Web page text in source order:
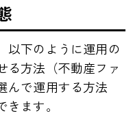
以下のように運用の
る方法（不動産ファ
んで運用する方法
ます。